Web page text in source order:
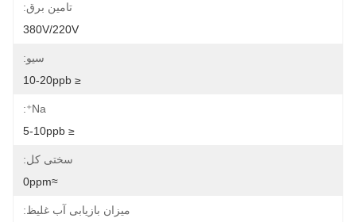
تامین برق:
380V/220V
سیو:
≤ 10-20ppb
Na⁺:
≤ 5-10ppb
سختی کل:
≈0ppm
میزان بازیابی آب غلیظ: